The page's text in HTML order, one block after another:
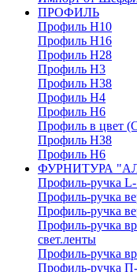
ПРОФИЛЬ
Профиль H10
Профиль H16
Профиль H28
Профиль H3
Профиль H38
Профиль H4
Профиль H6
Профиль в цвет
Профиль H38
Профиль H6
ФУРНИТУРА
Профиль-ручка
Профиль-ручка
Профиль-ручка
Профиль-ручка
свет.ленты
Профиль-ручка
Профиль-ручка